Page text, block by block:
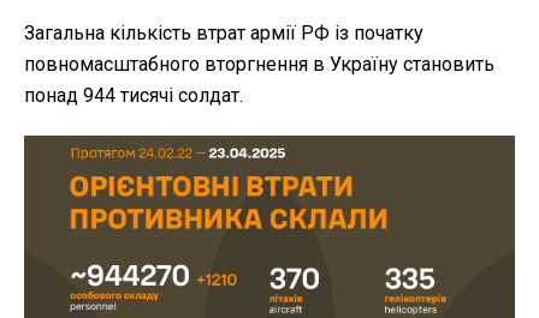
Загальна кількість втрат армії РФ із початку
повномасштабного вторгнення в Україну становить
понад 944 тисячі солдат.